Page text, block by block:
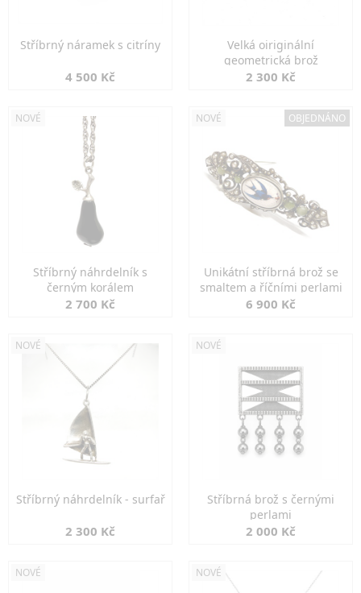
Stříbrný náramek s citríny
4 500 Kč
Velká oiriginální
geometrická brož
2 300 Kč
NOVÉ
Stříbrný náhrdelník s
černým korálem
2 700 Kč
NOVÉ OBJEDNÁNO
Unikátní stříbrná brož se
smaltem a říčními perlami
6 900 Kč
NOVÉ
Stříbrný náhrdelník - surfař
2 300 Kč
NOVÉ
Stříbrná brož s černými
perlami
2 000 Kč
NOVÉ NOVÉ